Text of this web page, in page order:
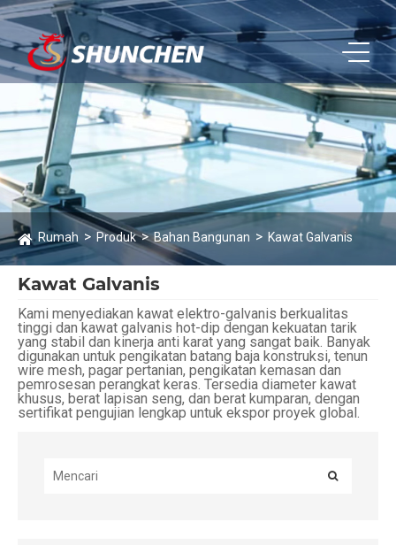
Rumah Produk Bahan Bangunan Kawat Galvanis
Kawat Galvanis
Kami menyediakan kawat elektro-galvanis berkualitas
tinggi dan kawat galvanis hot-dip dengan kekuatan tarik
yang stabil dan kinerja anti karat yang sangat baik. Banyak
digunakan untuk pengikatan batang baja konstruksi, tenun
wire mesh, pagar pertanian, pengikatan kemasan dan
pemrosesan perangkat keras. Tersedia diameter kawat
khusus, berat lapisan seng, dan berat kumparan, dengan
sertifikat pengujian lengkap untuk ekspor proyek global.